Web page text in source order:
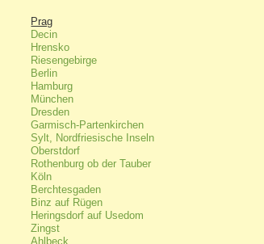
Prag
Decin
Hrensko
Riesengebirge
Berlin
Hamburg
München
Dresden
Garmisch-Partenkirchen
Sylt, Nordfriesische Inseln
Oberstdorf
Rothenburg ob der Tauber
Köln
Berchtesgaden
Binz auf Rügen
Heringsdorf auf Usedom
Zingst
Ahlbeck